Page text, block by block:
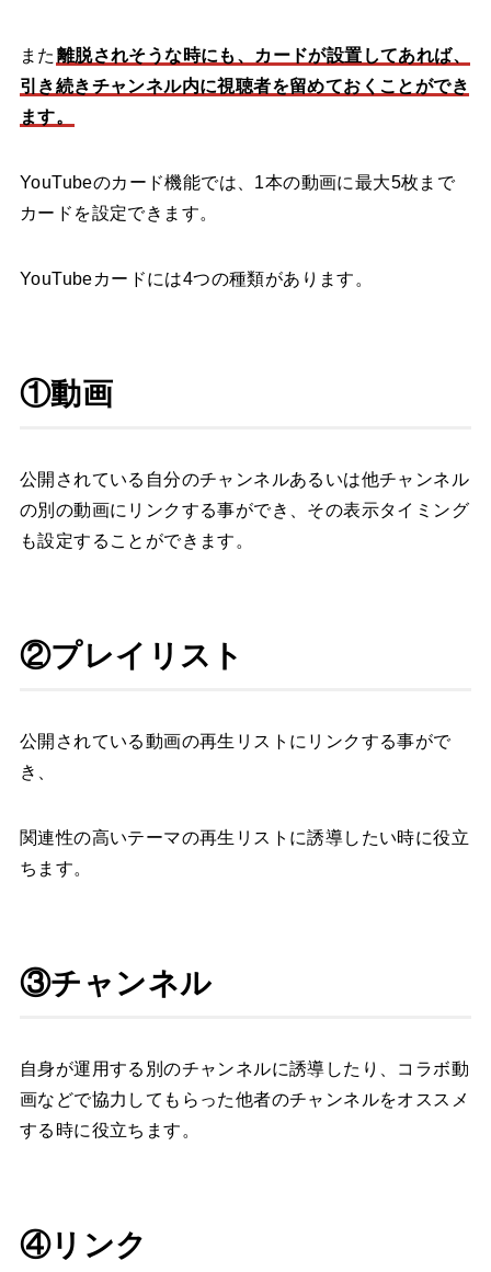
また 離脱されそうな時にも、カードが設置してあれば、
引き続きチャンネル内に視聴者を留めておくことができ
ます。
YouTubeのカード機能では、1本の動画に最大5枚まで
カードを設定できます。
YouTubeカードには4つの種類があります。
①動画
公開されている自分のチャンネルあるいは他チャンネル
の別の動画にリンクする事ができ、その表示タイミング
も設定することができます。
②プレイリスト
公開されている動画の再生リストにリンクする事がで
き、
関連性の高いテーマの再生リストに誘導したい時に役立
ちます。
③チャンネル
自身が運用する別のチャンネルに誘導したり、コラボ動
画などで協力してもらった他者のチャンネルをオススメ
する時に役立ちます。
④リンク